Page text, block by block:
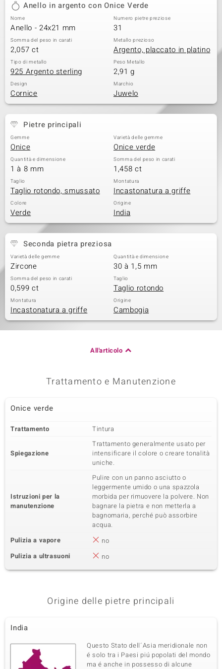
Anello in argento con Onice Verde
Nome
Anello - 24x21 mm
Numero pietre preziose
31
Somma del peso in carati
2,057 ct
Metallo prezioso
Argento, placcato in platino
Tipo di metallo
925 Argento sterling
Peso Metallo
2,91 g
Design
Cornice
Marchio
Juwelo
Pietre principali
Gemme
Onice
Varietà delle gemme
Onice verde
Quantità e dimensione
1 à 8 mm
Somma del peso in carati
1,458 ct
Taglio
Taglio rotondo, smussato
Montatura
Incastonatura a griffe
Colore
Verde
Origine
India
Seconda pietra preziosa
Varietà delle gemme
Zircone
Quantità e dimensione
30 à 1,5 mm
Somma del peso in carati
0,599 ct
Taglio
Taglio rotondo
Montatura
Incastonatura a griffe
Origine
Cambogia
All'articolo
Trattamento e Manutenzione
Onice verde
Trattamento Tintura
Spiegazione
Trattamento generalmente usato per
intensificare il colore o creare tonalità
uniche.
Istruzioni per la
manutenzione
Pulire con un panno asciutto o
leggermente umido o una spazzola
morbida per rimuovere la polvere. Non
bagnare la pietra e non metterla a
bagnomaria, perché può assorbire
acqua.
Pulizia a vapore
no
Pulizia a ultrasuoni
no
Origine delle pietre principali
India
Questo Stato dell´Asia meridionale non
é solo tra i Paesi piú popolati del mondo
ma é anche in possesso di alcune